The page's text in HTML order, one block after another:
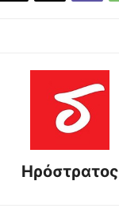
Ηρόστρατος